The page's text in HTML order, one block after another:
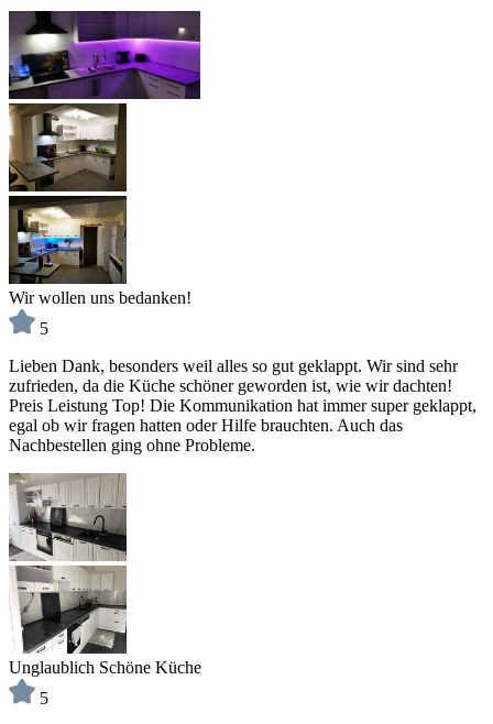
Wir wollen uns bedanken!
5
Lieben Dank, besonders weil alles so gut geklappt. Wir sind sehr
zufrieden, da die Küche schöner geworden ist, wie wir dachten!
Preis Leistung Top! Die Kommunikation hat immer super geklappt,
egal ob wir fragen hatten oder Hilfe brauchten. Auch das
Nachbestellen ging ohne Probleme.
Unglaublich Schöne Küche
5